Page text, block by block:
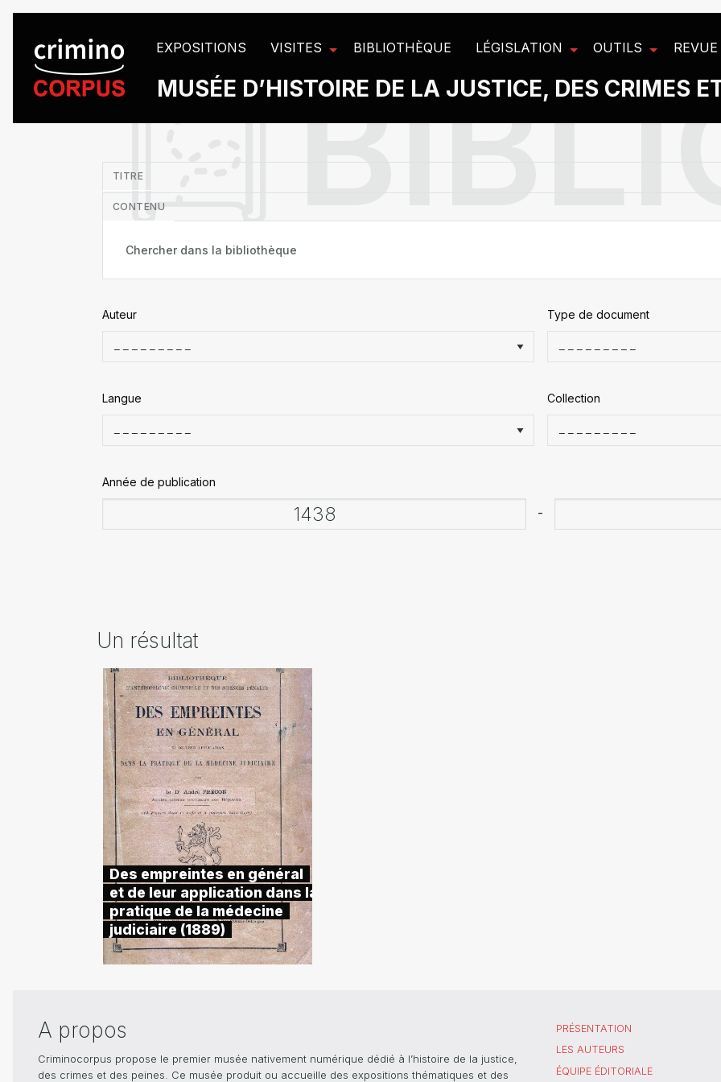
EXPOSITIONS VISITES BIBLIOTHÈQUE LÉGISLATION OUTILS REVUE
MUSÉE D’HISTOIRE DE LA JUSTICE, DES CRIMES
TITRE
CONTENU
Auteur Type de document
Langue Collection
Année de publication
-
Un résultat
Des empreintes en général
et de leur application dans la
pratique de la médecine
judiciaire (1889)
A propos
Criminocorpus propose le premier musée nativement numérique dédié à l’histoire de la justice,
des crimes et des peines. Ce musée produit ou accueille des expositions thématiques et des
PRÉSENTATION
LES AUTEURS
ÉQUIPE ÉDITORIALE
Panneau de gestion des cookies